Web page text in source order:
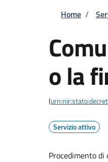
Home /
o la
(
Servizio attivo
Procedimento